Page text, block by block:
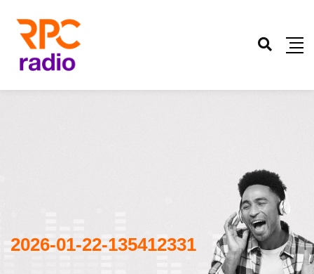
2026-01-22-135412331